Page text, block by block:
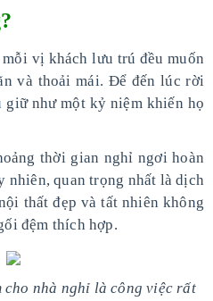
mỗi vị khách lưu trú đều muốn
và thoải mái. Để đến lúc rời
giữ như một kỷ niệm khiến họ
thời gian nghỉ ngơi hoàn
nhiên, quan trọng nhất là dịch
thất đẹp và tất nhiên không
đệm thích hợp.
cho nhà nghỉ là công việc rất